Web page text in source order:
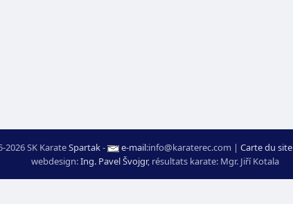
SK KarateSpartak- e-mail:moc.ceretarak@ofni | Carte du site
webdesign:Ing. Pavel Švojgr, résultats karate: Mgr. Jiří Kotala